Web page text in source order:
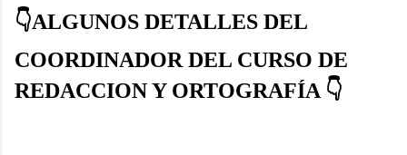
👇ALGUNOS DETALLES DEL
COORDINADOR DEL CURSO DE
REDACCION Y ORTOGRAFÍA 👇